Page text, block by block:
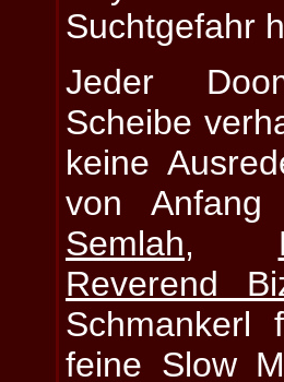
Suchtgefahr
Jeder
Scheibe
keine
von
Semlah,
Reverend
feine Slow